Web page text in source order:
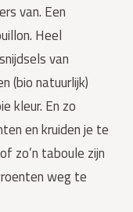
van. Een
Heel
van
(bio natuurlijk)
kleur. En zo
en kruiden je te
zo’n taboule zijn
weg te